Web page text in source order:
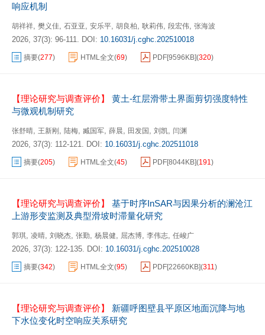
响应机制
胡祥祥 樊义佳 石亚亚 安乐平 胡良柏 耿莉伟 段宏伟 张海波
2026, 37(3): 96-111. DOI: 10.16031/j.cghc.202510018
摘要(277) HTML全文(69) PDF[9596KB](320)
【理论研究与调查评价】 黄土-红层滑带土界面剪切强度特性
与微观机制研究
张舒晴 王新刚 陆梅 臧国军 薛晨 田发国 刘凯 闫渊
2026, 37(3): 112-121. DOI: 10.16031/j.cghc.202511018
摘要(205) HTML全文(45) PDF[8044KB](191 )
【理论研究与调查评价】 基于时序InSAR与因果分析的澜沧江
上游形变监测及典型滑坡时滞量化研究
郭琪 凌晴 刘晓杰 张勤 杨晨健 屈杰博 李伟志 任峻广
2026, 37(3): 122-135. DOI: 10.16031/j.cghc.202510028
摘要(342) HTML全文(95) PDF[22660KB](311 )
【理论研究与调查评价】 新疆呼图壁县平原区地面沉降与地
下水位变化时空响应关系研究